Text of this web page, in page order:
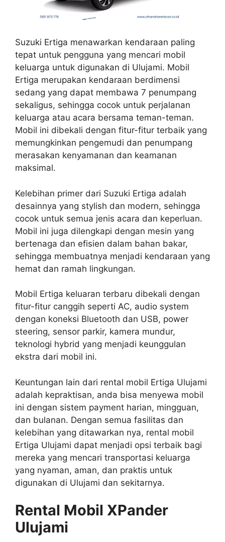
Suzuki Ertiga menawarkan kendaraan paling
tepat untuk pengguna yang mencari mobil
keluarga untuk digunakan di Ulujami. Mobil
Ertiga merupakan kendaraan berdimensi
sedang yang dapat membawa 7 penumpang
sekaligus, sehingga cocok untuk perjalanan
keluarga atau acara bersama teman-teman.
Mobil ini dibekali dengan fitur-fitur terbaik yang
memungkinkan pengemudi dan penumpang
merasakan kenyamanan dan keamanan
maksimal.
Kelebihan primer dari Suzuki Ertiga adalah
desainnya yang stylish dan modern, sehingga
cocok untuk semua jenis acara dan keperluan.
Mobil ini juga dilengkapi dengan mesin yang
bertenaga dan efisien dalam bahan bakar,
sehingga membuatnya menjadi kendaraan yang
hemat dan ramah lingkungan.
Mobil Ertiga keluaran terbaru dibekali dengan
fitur-fitur canggih seperti AC, audio system
dengan koneksi Bluetooth dan USB, power
steering, sensor parkir, kamera mundur,
teknologi hybrid yang menjadi keunggulan
ekstra dari mobil ini.
Keuntungan lain dari rental mobil Ertiga Ulujami
adalah kepraktisan, anda bisa menyewa mobil
ini dengan sistem payment harian, mingguan,
dan bulanan. Dengan semua fasilitas dan
kelebihan yang ditawarkan nya, rental mobil
Ertiga Ulujami dapat menjadi opsi terbaik bagi
mereka yang mencari transportasi keluarga
yang nyaman, aman, dan praktis untuk
digunakan di Ulujami dan sekitarnya.
Rental Mobil XPander
Ulujami